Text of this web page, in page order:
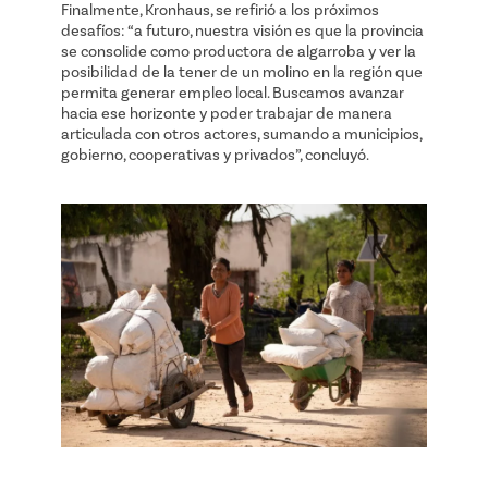
Finalmente, Kronhaus, se refirió a los próximos
desafíos: “a futuro, nuestra visión es que la provincia
se consolide como productora de algarroba y ver la
posibilidad de la tener de un molino en la región que
permita generar empleo local. Buscamos avanzar
hacia ese horizonte y poder trabajar de manera
articulada con otros actores, sumando a municipios,
gobierno, cooperativas y privados”, concluyó.